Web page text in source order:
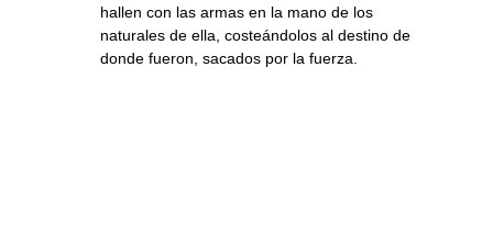
hallen con las armas en la mano de los
naturales de ella, costeándolos al destino de
donde fueron, sacados por la fuerza.